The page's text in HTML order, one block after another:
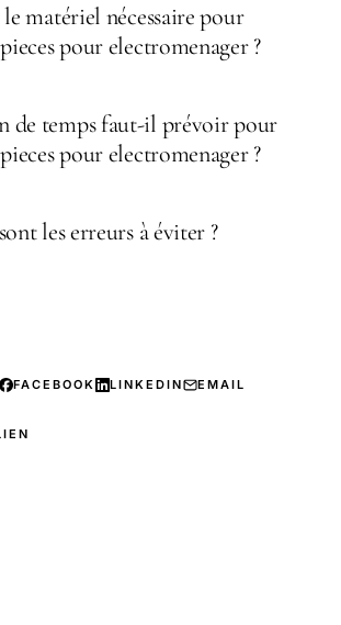
matériel nécessaire pour
pour electromenager ?
de temps faut-il prévoir pour
pour electromenager ?
les erreurs à éviter ?
FACEBOOK LINKEDIN EMAIL